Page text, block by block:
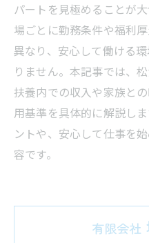
パートを見極めることが
場ごとに勤務条件や福利
異なり、安心して働ける
りません。本記事では、
扶養内での収入や家族と
用基準を具体的に解説し
ントや、安心して仕事を
容です。